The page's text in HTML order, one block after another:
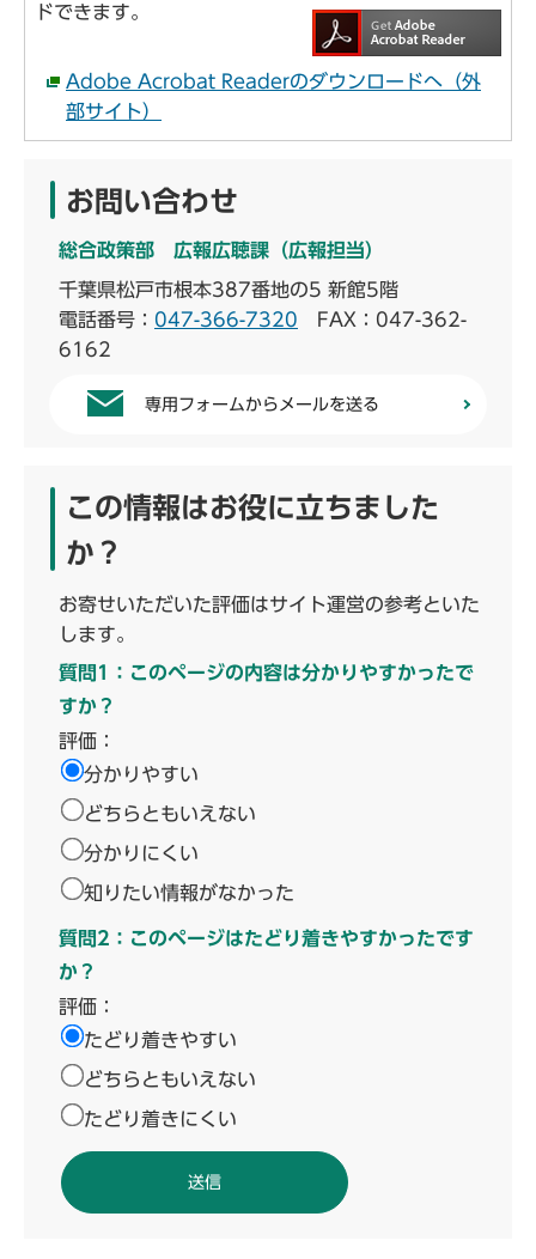
ドできます。
Adobe Acrobat Readerのダウンロードへ（外
部サイト）
お問い合わせ
総合政策部 広報広聴課（広報担当）
千葉県松戸市根本387番地の5 新館5階
電話番号： 047-366-7320 FAX：047-362-
6162
専用フォームからメールを送る
この情報はお役に立ちました
か？
お寄せいただいた評価はサイト運営の参考といた
します。
質問1：このページの内容は分かりやすかったで
すか？
評価：
分かりやすい
どちらともいえない
分かりにくい
知りたい情報がなかった
質問2：このページはたどり着きやすかったです
か？
評価：
たどり着きやすい
どちらともいえない
たどり着きにくい